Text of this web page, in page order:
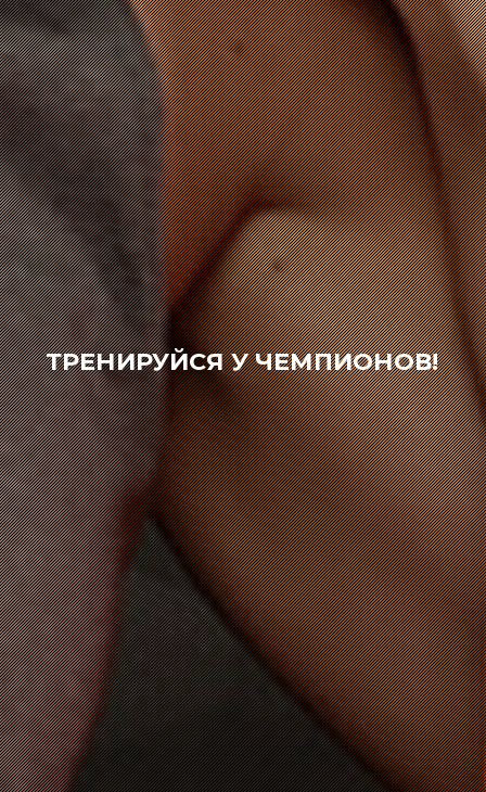
ТРЕНИРУЙСЯ У ЧЕМПИОНОВ!